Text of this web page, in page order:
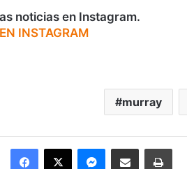
noticias en Instagram.
INSTAGRAM
murray
Facebook
X MessengerCompartir por correo electrónico